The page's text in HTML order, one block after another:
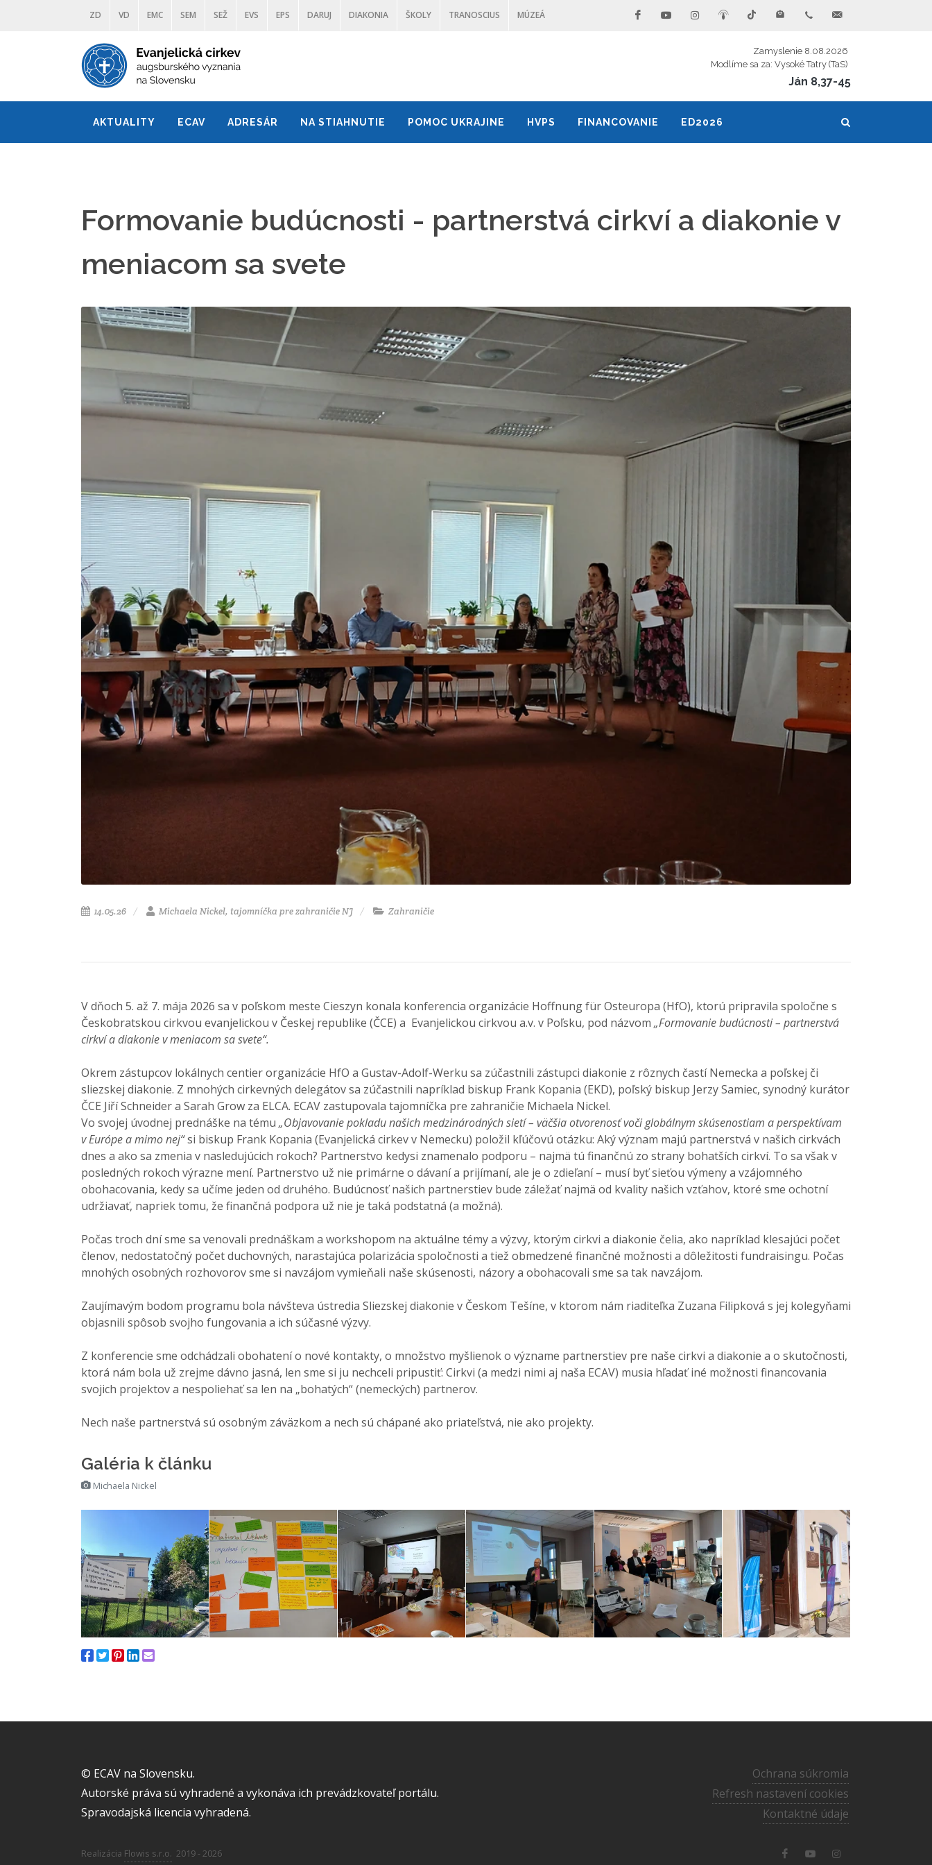
ZD VD EMC SEM SEŽ EVS EPS DARUJ DIAKONIA ŠKOLY TRANOSCIUS MÚZEÁ
Zamyslenie 8.08.2026
Modlíme sa za: Vysoké Tatry (TaS)
Ján 8,37-45
AKTUALITY ECAV ADRESÁR NA STIAHNUTIE POMOC UKRAJINE HVPS FINANCOVANIE ED2026
Formovanie budúcnosti - partnerstvá cirkví a diakonie v
meniacom sa svete
14.05.26 Michaela Nickel, tajomníčka pre zahraničie NJ Zahraničie
V dňoch 5. až 7. mája 2026 sa v poľskom meste Cieszyn konala konferencia organizácie Hoffnung für Osteuropa (HfO), ktorú pripravila spoločne s
Českobratskou cirkvou evanjelickou v Českej republike (ČCE) a Evanjelickou cirkvou a.v. v Poľsku, pod názvom „Formovanie budúcnosti – partnerstvá
cirkví a diakonie v meniacom sa svete“.
Okrem zástupcov lokálnych centier organizácie HfO a Gustav-Adolf-Werku sa zúčastnili zástupci diakonie z rôznych častí Nemecka a poľskej či
sliezskej diakonie. Z mnohých cirkevných delegátov sa zúčastnili napríklad biskup Frank Kopania (EKD), poľský biskup Jerzy Samiec, synodný kurátor
ČCE Jiří Schneider a Sarah Grow za ELCA. ECAV zastupovala tajomníčka pre zahraničie Michaela Nickel.
Vo svojej úvodnej prednáške na tému „Objavovanie pokladu našich medzinárodných sietí – väčšia otvorenosť voči globálnym skúsenostiam a perspektívam
v Európe a mimo nej“si biskup Frank Kopania (Evanjelická cirkev v Nemecku) položil kľúčovú otázku: Aký význam majú partnerstvá v našich cirkvách
dnes a ako sa zmenia v nasledujúcich rokoch? Partnerstvo kedysi znamenalo podporu – najmä tú finančnú zo strany bohatších cirkví. To sa však v
posledných rokoch výrazne mení. Partnerstvo už nie primárne o dávaní a prijímaní, ale je o zdieľaní – musí byť sieťou výmeny a vzájomného
obohacovania, kedy sa učíme jeden od druhého. Budúcnosť našich partnerstiev bude záležať najmä od kvality našich vzťahov, ktoré sme ochotní
udržiavať, napriek tomu, že finančná podpora už nie je taká podstatná (a možná).
Počas troch dní sme sa venovali prednáškam a workshopom na aktuálne témy a výzvy, ktorým cirkvi a diakonie čelia, ako napríklad klesajúci počet
členov, nedostatočný počet duchovných, narastajúca polarizácia spoločnosti a tiež obmedzené finančné možnosti a dôležitosti fundraisingu. Počas
mnohých osobných rozhovorov sme si navzájom vymieňali naše skúsenosti, názory a obohacovali sme sa tak navzájom.
Zaujímavým bodom programu bola návšteva ústredia Sliezskej diakonie v Českom Tešíne, v ktorom nám riaditeľka Zuzana Filipková s jej kolegyňami
objasnili spôsob svojho fungovania a ich súčasné výzvy.
Z konferencie sme odchádzali obohatení o nové kontakty, o množstvo myšlienok o význame partnerstiev pre naše cirkvi a diakonie a o skutočnosti,
ktorá nám bola už zrejme dávno jasná, len sme si ju nechceli pripustiť: Cirkvi (a medzi nimi aj naša ECAV) musia hľadať iné možnosti financovania
svojich projektov a nespoliehať sa len na „bohatých“ (nemeckých) partnerov.
Nech naše partnerstvá sú osobným záväzkom a nech sú chápané ako priateľstvá, nie ako projekty.
Galéria k článku
Michaela Nickel
© ECAV na Slovensku.
Autorské práva sú vyhradené a vykonáva ich prevádzkovateľ portálu.
Spravodajská licencia vyhradená.
Ochrana súkromia
Refresh nastavení cookies
Kontaktné údaje
Realizácia Flowis s.r.o. 2019 - 2026